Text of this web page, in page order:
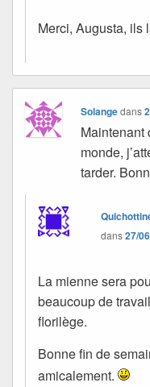
Merci, Augusta, ils
Solangedans
Maintenant
monde,
tarder.
dans27/
La mienne sera
beaucoup de
florilège.
Bonne fin de
amicalement.